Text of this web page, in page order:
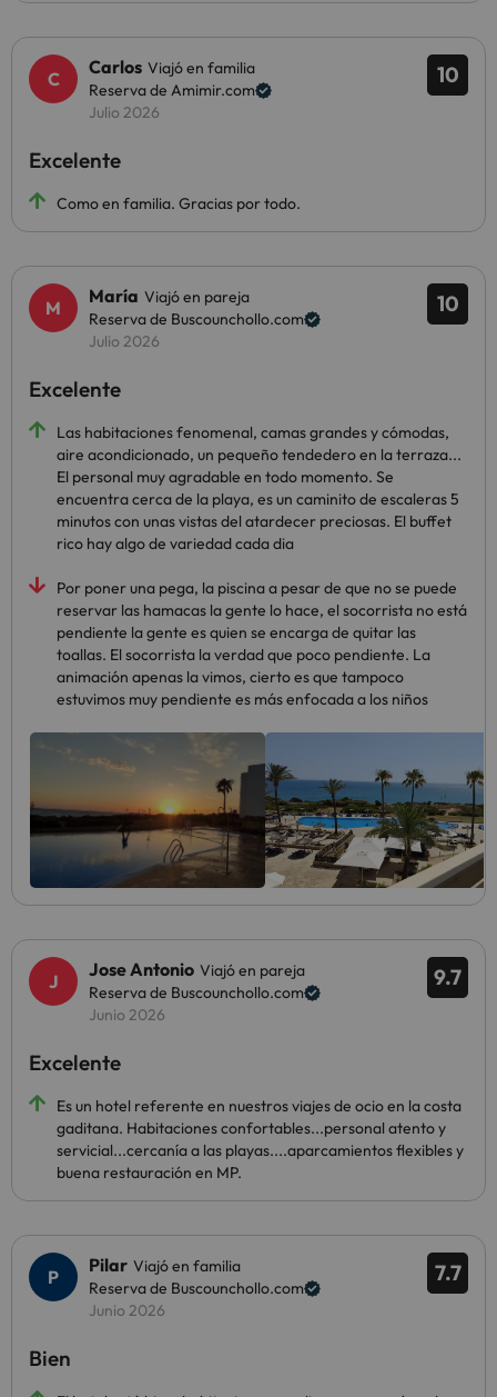
10
Carlos Viajó en familia
Reserva de Amimir.com
Julio 2026
Excelente
Como en familia. Gracias por todo.
10
María Viajó en pareja
Reserva de Buscounchollo.com
Julio 2026
Excelente
Las habitaciones fenomenal, camas grandes y cómodas,
aire acondicionado, un pequeño tendedero en la terraza...
El personal muy agradable en todo momento. Se
encuentra cerca de la playa, es un caminito de escaleras 5
minutos con unas vistas del atardecer preciosas. El buffet
rico hay algo de variedad cada dia
Por poner una pega, la piscina a pesar de que no se puede
reservar las hamacas la gente lo hace, el socorrista no está
pendiente la gente es quien se encarga de quitar las
toallas. El socorrista la verdad que poco pendiente. La
animación apenas la vimos, cierto es que tampoco
estuvimos muy pendiente es más enfocada a los niños
9.7
Jose Antonio Viajó en pareja
Reserva de Buscounchollo.com
Junio 2026
Excelente
Es un hotel referente en nuestros viajes de ocio en la costa
gaditana. Habitaciones confortables...personal atento y
servicial...cercanía a las playas....aparcamientos flexibles y
buena restauración en MP.
7.7
Pilar Viajó en familia
Reserva de Buscounchollo.com
Junio 2026
Bien